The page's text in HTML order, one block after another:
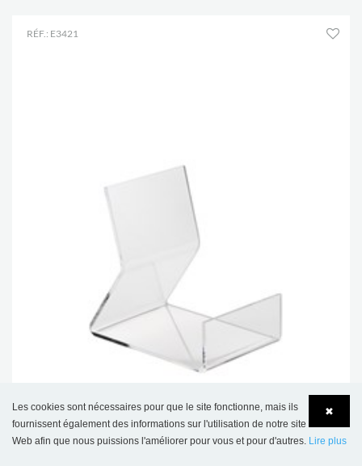
RÉF.: E3421
Présentoir Linnéa, existe en 2 profondeurs
9,60 €
✖
Les cookies sont nécessaires pour que le site fonctionne, mais ils
fournissent également des informations sur l'utilisation de notre site
Web afin que nous puissions l'améliorer pour vous et pour d'autres. Lire plus